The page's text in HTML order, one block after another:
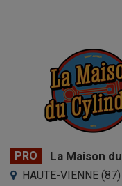
PRO La Maison
HAUTE-VIENNE